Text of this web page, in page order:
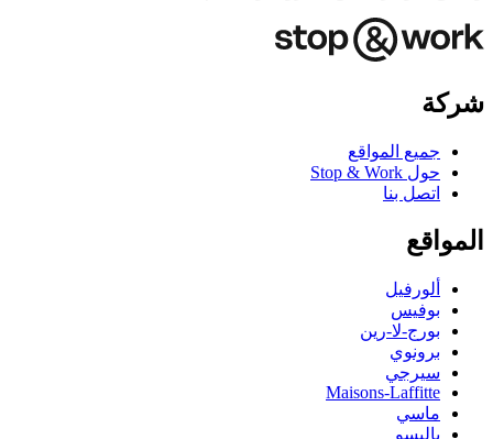
شركة
جميع المواقع
حول Stop & Work
اتصل بنا
المواقع
ألورفيل
بوفيس
بورج-لا-رين
برونوي
سيرجي
Maisons-Laffitte
ماسي
باليسو